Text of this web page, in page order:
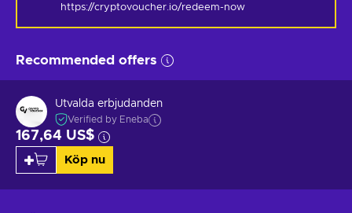
https://cryptovoucher.io/redeem-now
Recommended offers
Utvalda erbjudanden
Verified by Eneba
167,64 US$
Köp nu